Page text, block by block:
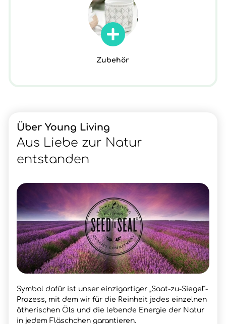
Zubehör
Über Young Living
Aus Liebe zur Natur
entstanden
Symbol dafür ist unser einzigartiger „Saat-zu-Siegel“-
Prozess, mit dem wir für die Reinheit jedes einzelnen
ätherischen Öls und die lebende Energie der Natur
in jedem Fläschchen garantieren.